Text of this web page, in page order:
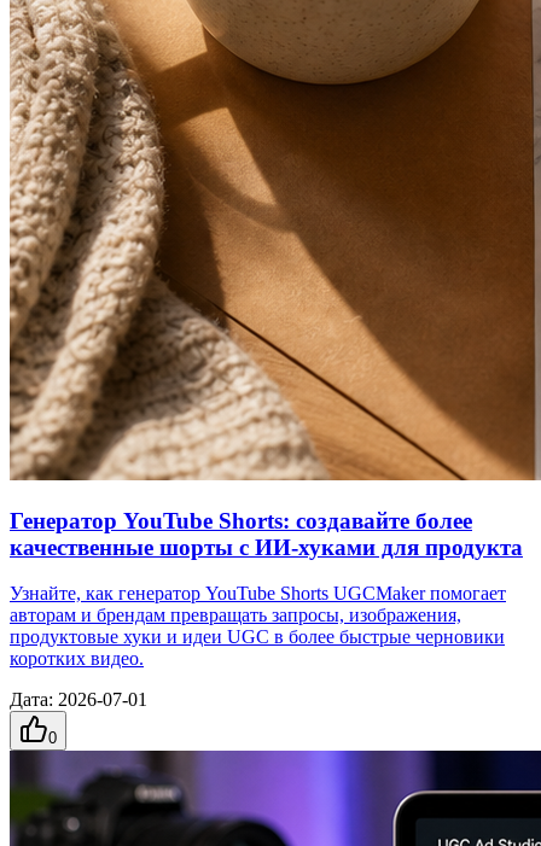
Генератор YouTube Shorts: создавайте более
качественные шорты с ИИ-хуками для продукта
Узнайте, как генератор YouTube Shorts UGCMaker помогает
авторам и брендам превращать запросы, изображения,
продуктовые хуки и идеи UGC в более быстрые черновики
коротких видео.
Дата: 2026-07-01
0